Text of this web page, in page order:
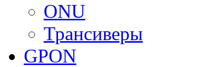
ONU
Трансиверы
GPON